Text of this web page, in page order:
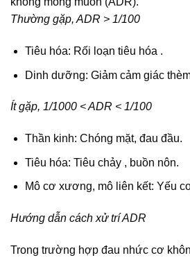
Thường gặp, ADR > 1/100
Tiêu hóa: Rối loạn tiêu hóa .
Dinh dưỡng: Giảm cảm giác
Ít gặp, 1/1000 < ADR < 1/100
Thần kinh: Chóng mặt, đau đầu.
Tiêu hóa: Tiêu chảy , buồn nôn.
Mô cơ xương, mô liên kết: Yếu
Hướng dẫn cách xử trí ADR
Trong trường hợp đau nhức cơ